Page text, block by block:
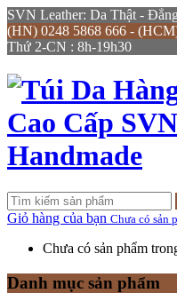
SVN Leather: Da Thật -
(HN) 0248 5868 666 -
Thứ 2-CN : 8h-19h30
Giỏ hàng của bạn Chưa có sản
Chưa có sản phẩm
Danh mục sản phẩm